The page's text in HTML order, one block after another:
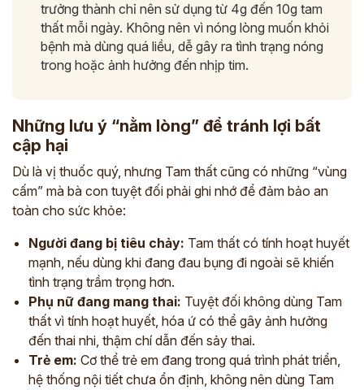
trưởng thành chỉ nên sử dụng từ 4g đến 10g tam
thất mỗi ngày. Không nên vì nóng lòng muốn khỏi
bệnh mà dùng quá liều, dễ gây ra tình trạng nóng
trong hoặc ảnh hưởng đến nhịp tim.
Những lưu ý “nằm lòng” để tránh lợi bất
cập hại
Dù là vị thuốc quý, nhưng Tam thất cũng có những “vùng
cấm” mà bà con tuyệt đối phải ghi nhớ để đảm bảo an
toàn cho sức khỏe:
Người đang bị tiêu chảy: Tam thất có tính hoạt huyết
mạnh, nếu dùng khi đang đau bụng đi ngoài sẽ khiến
tình trạng trầm trọng hơn.
Phụ nữ đang mang thai: Tuyệt đối không dùng Tam
thất vì tính hoạt huyết, hóa ứ có thể gây ảnh hưởng
đến thai nhi, thậm chí dẫn đến sảy thai.
Trẻ em: Cơ thể trẻ em đang trong quá trình phát triển,
hệ thống nội tiết chưa ổn định, không nên dùng Tam